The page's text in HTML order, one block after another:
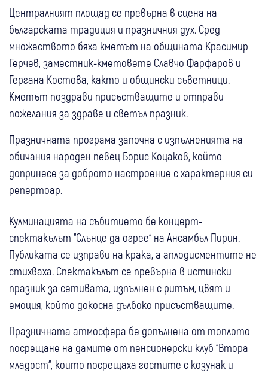
Централният площад се превърна в сцена на
българската традиция и празничния дух. Сред
множеството бяха кметът на общината Красимир
Герчев, заместник-кметовете Славчо Фарфаров и
Гергана Костова, както и общински съветници.
Кметът поздрави присъстващите и отправи
пожелания за здраве и светъл празник.
Празничната програма започна с изпълненията на
обичания народен певец Борис Коцаков, който
допринесе за доброто настроение с характерния си
репертоар.
Кулминацията на събитието бе концерт-
спектакълът “Слънце да огрее“ на Ансамбъл Пирин.
Публиката се изправи на крака, а аплодисментите не
стихваха. Спектакълът се превърна в истински
празник за сетивата, изпълнен с ритъм, цвят и
емоция, който докосна дълбоко присъстващите.
Празничната атмосфера бе допълнена от топлото
посрещане на дамите от пенсионерски клуб “Втора
младост“, които посрещаха гостите с козунак и